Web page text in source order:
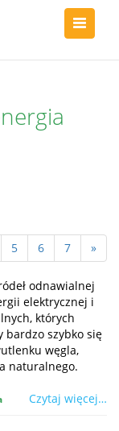
5 6 7 »
odnawialnej
elektrycznej i
których
bardzo szybko się
węgla,
naturalnego.
Czytaj więcej…